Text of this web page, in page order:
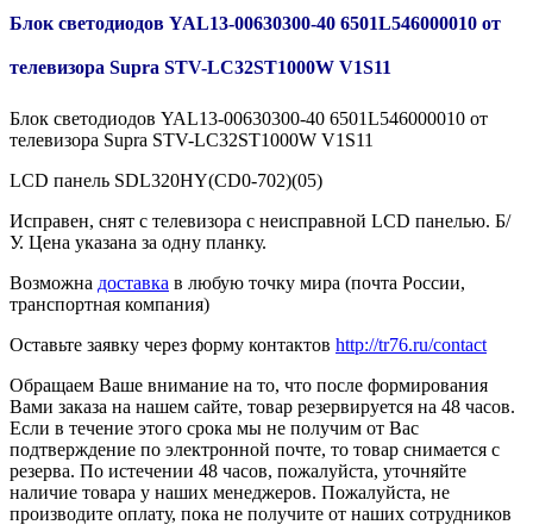
Блок светодиодов YAL13-00630300-40 6501L546000010 от
телевизора Supra STV-LC32ST1000W V1S11
Блок светодиодов YAL13-00630300-40 6501L546000010 от
телевизора Supra STV-LC32ST1000W V1S11
LCD панель SDL320HY(CD0-702)(05)
Исправен, снят с телевизора с неисправной LCD панелью. Б/
У. Цена указана за одну планку.
Возможна доставка в любую точку мира (почта России,
транспортная компания)
Оставьте заявку через форму контактов http://tr76.ru/contact
Обращаем Ваше внимание на то, что после формирования
Вами заказа на нашем сайте, товар резервируется на 48 часов.
Если в течение этого срока мы не получим от Вас
подтверждение по электронной почте, то товар снимается с
резерва. По истечении 48 часов, пожалуйста, уточняйте
наличие товара у наших менеджеров. Пожалуйста, не
производите оплату, пока не получите от наших сотрудников